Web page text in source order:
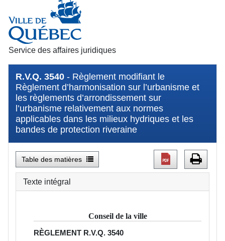
Service des affaires juridiques
R.V.Q. 3540 - Règlement modifiant le
Règlement d’harmonisation sur l’urbanisme et
les règlements d’arrondissement sur
l’urbanisme relativement aux normes
applicables dans les milieux hydriques et les
bandes de protection riveraine
Table des matières
Texte intégral
Conseil de la ville
RÈGLEMENT R.V.Q. 3540